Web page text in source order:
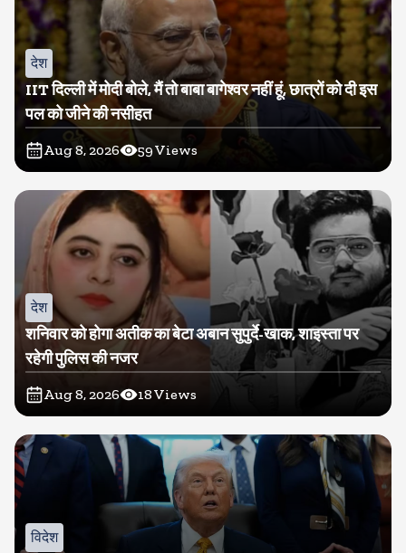
देश
IIT दिल्ली में मोदी बोले, मैं तो बाबा बागेश्वर नहीं हूं, छात्रों को दी इस
पल को जीने की नसीहत
Aug 8, 2026 59Views
देश
शनिवार को होगा अतीक का बेटा अबान सुपुर्दे-खाक, शाइस्ता पर
रहेगी पुलिस की नजर
Aug 8, 2026 18Views
विदेश